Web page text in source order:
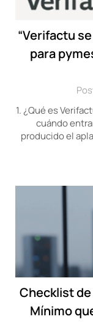
“Verifactu
para
1. ¿Qué es
cuándo
producido el
Checklist
Mínimo